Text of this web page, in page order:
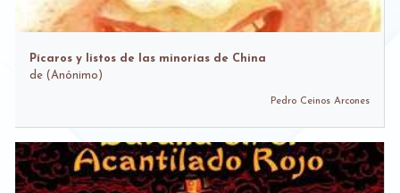
Pícaros y listos de las minorías de China
de (Anónimo)
Pedro Ceinos Arcones